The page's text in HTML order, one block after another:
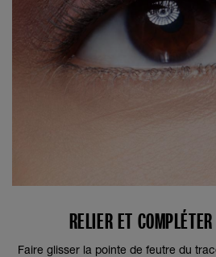
RELIER ET
Faire glisser la pointe de feutre du